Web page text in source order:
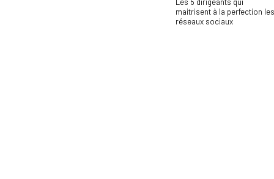
Les 5 dirigeants qui
maitrisent à la perfection les
réseaux sociaux